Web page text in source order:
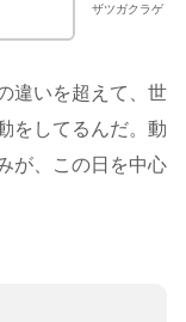
ザツガクラゲ
違いを超えて、世
をしてるんだ。動
が、この日を中心